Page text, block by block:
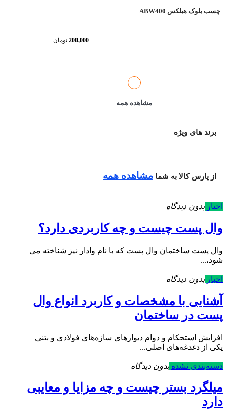
چسب بلوک هبلکس ABW400
200,000 تومان
مشاهده همه
برند های ویژه
از پارس کالا به شما مشاهده همه
اخبار بدون دیدگاه
وال پست چیست و چه کاربردی دارد؟
وال پست ساختمان وال پست که با نام وادار نیز شناخته می‌
شود،...
اخبار بدون دیدگاه
آشنایی با مشخصات و کاربرد انواع وال
پست در ساختمان
افزایش استحکام و دوام دیوارهای سازه‌های فولادی و بتنی
یکی از دغدغه‌های اصلی...
دسته‌بندی نشده بدون دیدگاه
میلگرد بستر چیست و چه مزایا و معایبی
دارد